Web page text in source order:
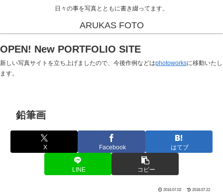
日々の事を写真とともに書き綴ってます。
ARUKAS FOTO
OPEN! New PORTFOLIO SITE
新しい写真サイトを立ち上げましたので、今後作例などはphotoworksに移動いたし
ます。
鉛筆画
X Facebook はてブ
LINE コピー
2016.07.02 2018.07.22